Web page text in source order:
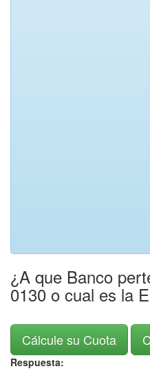
¿A que Banco
0130 o cual es la
Cálcule su Cuota
Respuesta: